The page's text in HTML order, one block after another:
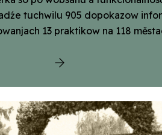
tuchwilu 905 dopokazow
13 praktikow na 118